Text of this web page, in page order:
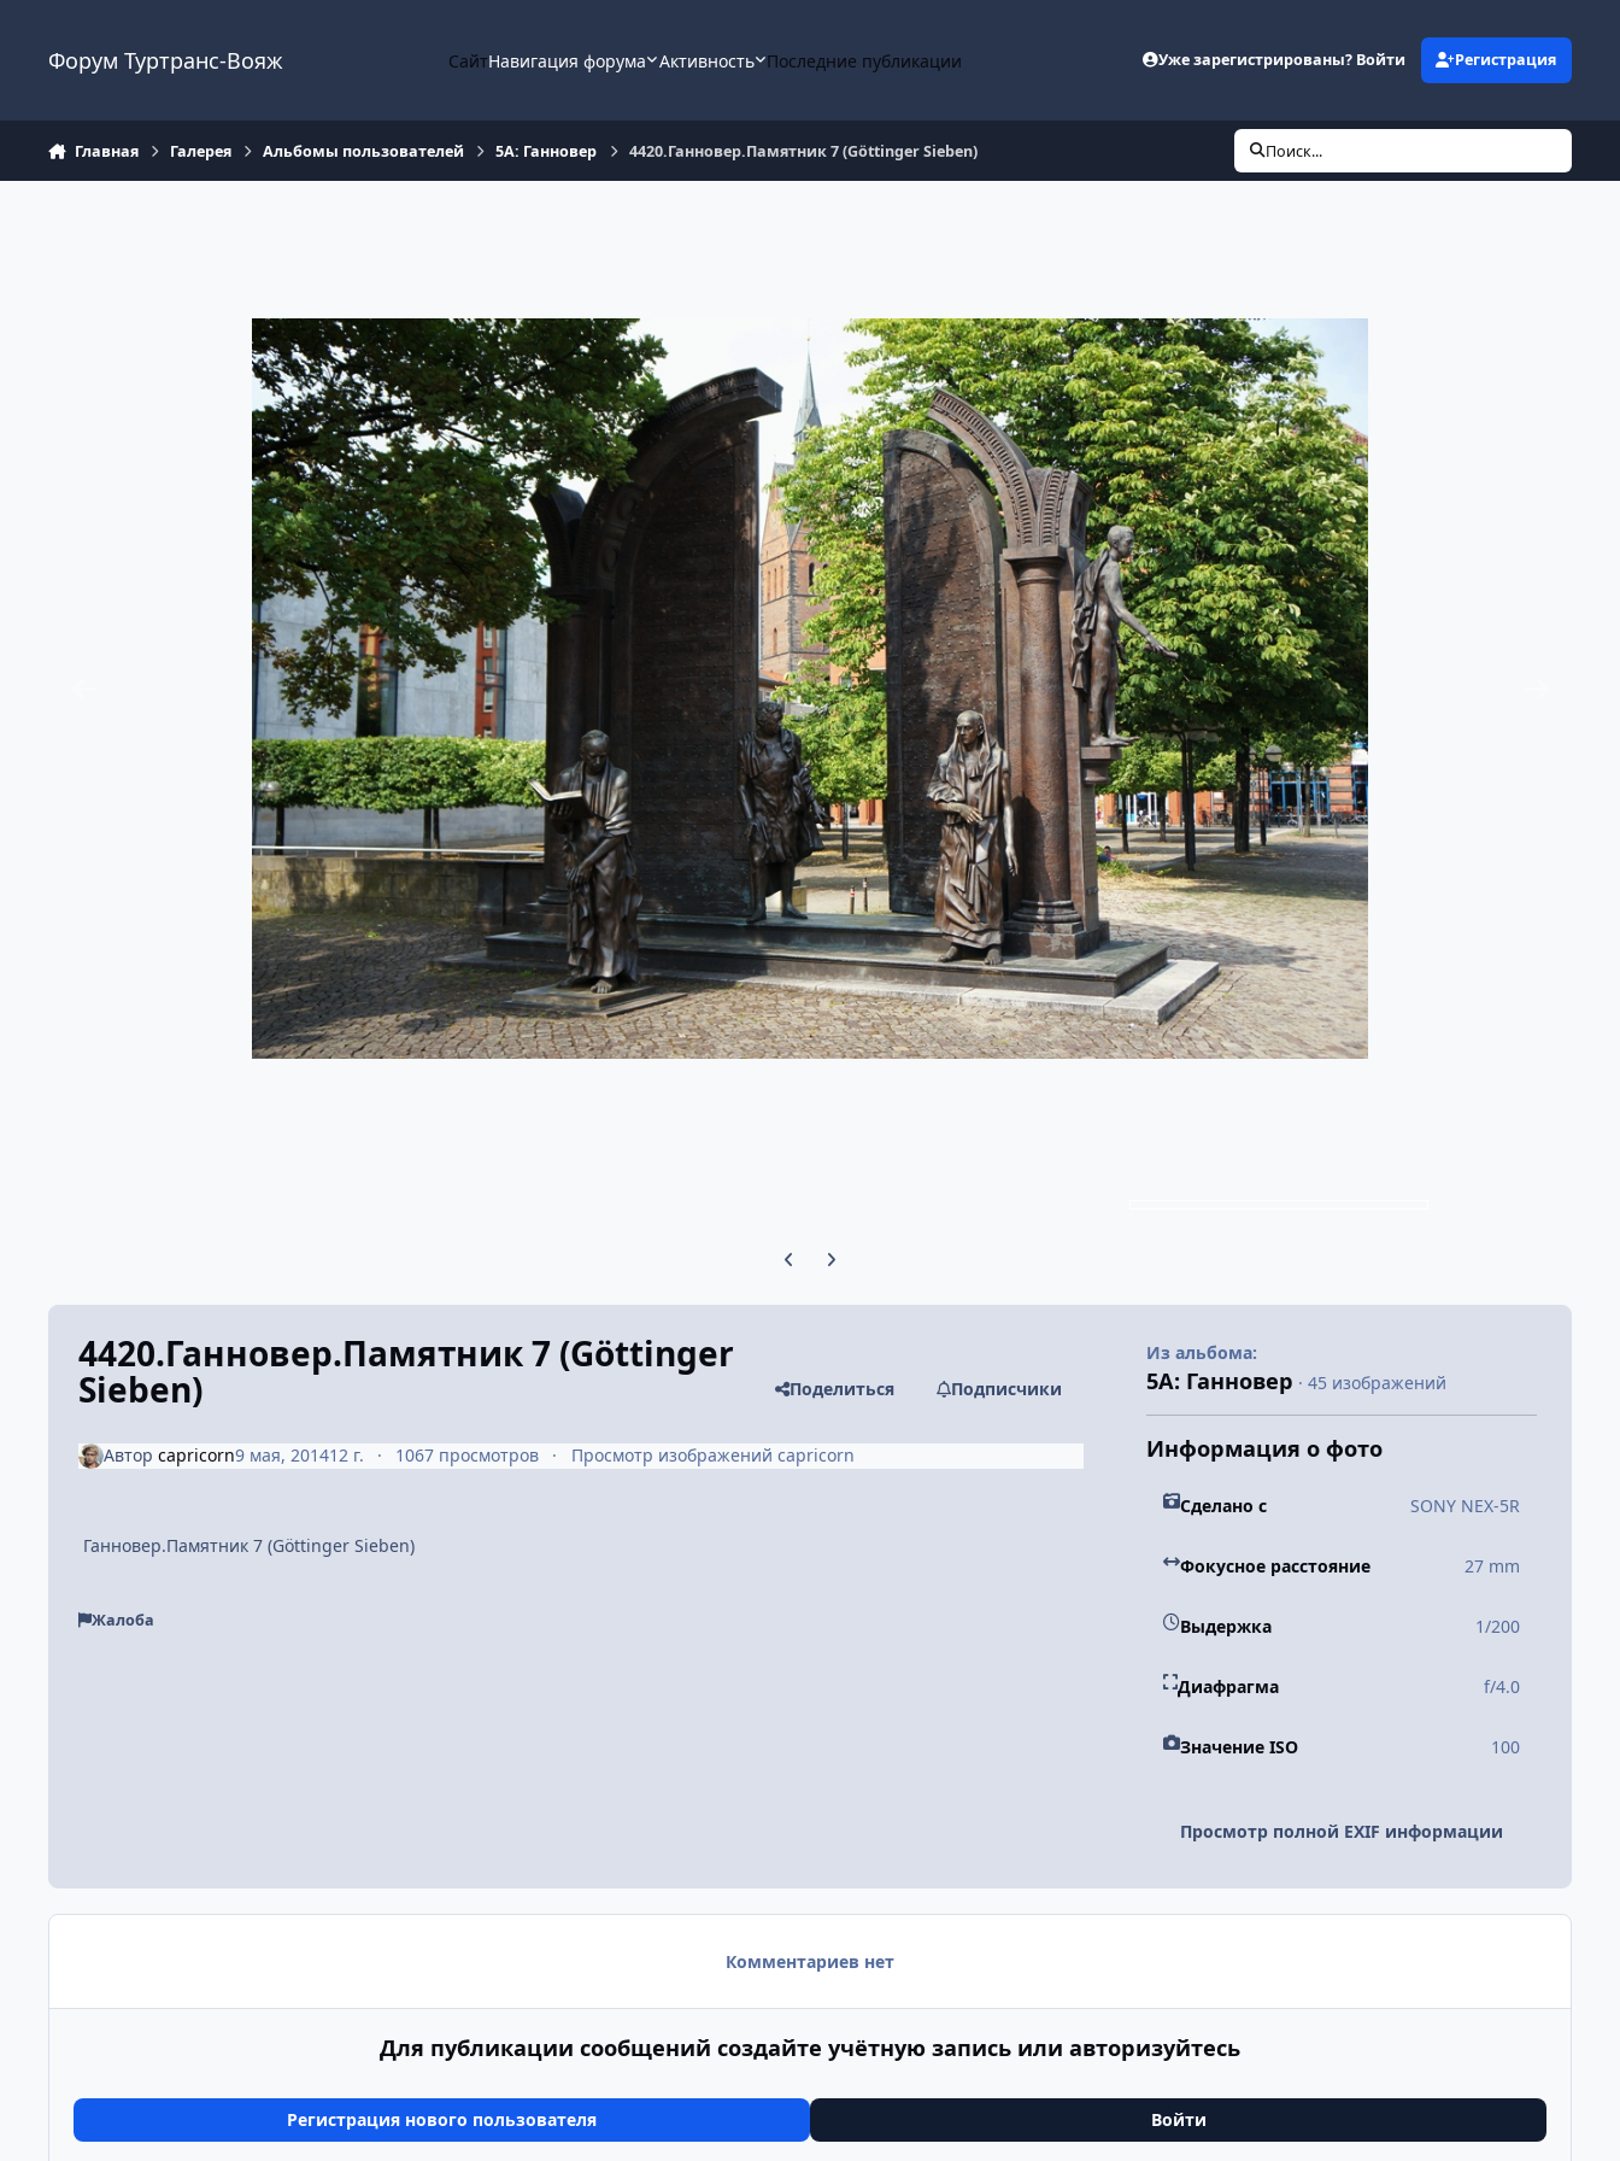
Форум Туртранс-Вояж СайтНавигация форума Активность Последние публикации Уже зарегистрированы? Войти Регистрация
Главная Галерея Альбомы пользователей 5А: Ганновер 4420.Ганновер.Памятник 7 (Göttinger Sieben) Поиск...
Предыдущий слайд карусели
Следующий слайд карусели
4420.Ганновер.Памятник 7 (Göttinger
Sieben) Поделиться Подписчики
Автор capricorn9 мая, 201412 г. 1067 просмотров Просмотр изображений capricorn
Ганновер.Памятник 7 (Göttinger Sieben)
Жалоба
Из альбома:
5А: Ганновер · 45 изображений
Информация о фото
Сделано с SONY NEX-5R
Фокусное расстояние 27 mm
Выдержка 1/200
Диафрагма f/4.0
Значение ISO 100
Просмотр полной EXIF информации
Комментариев нет
Для публикации сообщений создайте учётную запись или авторизуйтесь
Регистрация нового пользователя Войти